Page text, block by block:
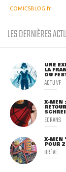
COMICSBLOG.fr
LES DERNIÈRES
UNE
LA
DU
ACTU VF
X-MEN
ECRANS
X-MEN
POUR
BRÈVE